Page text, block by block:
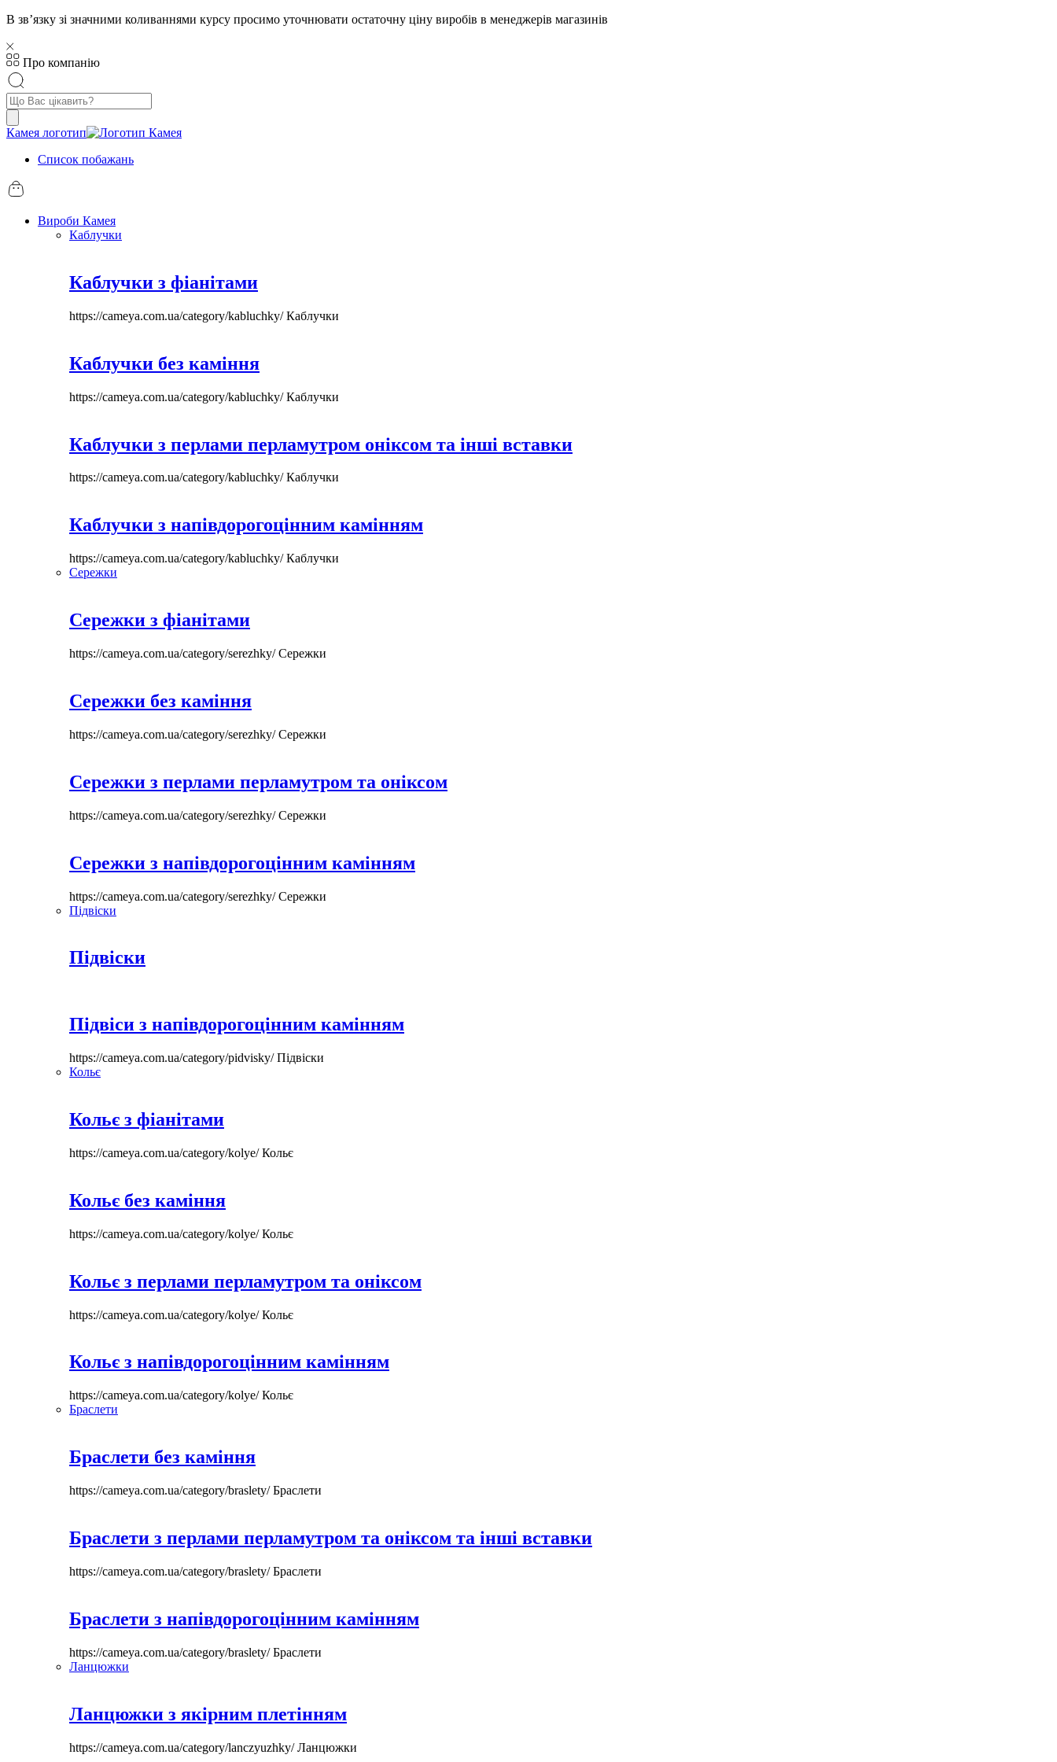
В звʼязку зі значними коливаннями курсу просимо уточнювати остаточну ціну виробів в менеджерів магазинів
Про компанію
Пошук
товарів
Камея логотип
Список побажань
Вироби Камея
Каблучки
Каблучки з фіанітами
https://cameya.com.ua/category/kabluchky/Каблучки
Каблучки без каміння
https://cameya.com.ua/category/kabluchky/Каблучки
Каблучки з перлами перламутром оніксом та інші вставки
https://cameya.com.ua/category/kabluchky/Каблучки
Каблучки з напівдорогоцінним камінням
https://cameya.com.ua/category/kabluchky/Каблучки
Сережки
Сережки з фіанітами
https://cameya.com.ua/category/serezhky/Сережки
Сережки без каміння
https://cameya.com.ua/category/serezhky/Сережки
Сережки з перлами перламутром та оніксом
https://cameya.com.ua/category/serezhky/Сережки
Сережки з напівдорогоцінним камінням
https://cameya.com.ua/category/serezhky/Сережки
Підвіски
Підвіски
Підвіси з напівдорогоцінним камінням
https://cameya.com.ua/category/pidvisky/Підвіски
Кольє
Кольє з фіанітами
https://cameya.com.ua/category/kolye/Кольє
Кольє без каміння
https://cameya.com.ua/category/kolye/Кольє
Кольє з перлами перламутром та оніксом
https://cameya.com.ua/category/kolye/Кольє
Кольє з напівдорогоцінним камінням
https://cameya.com.ua/category/kolye/Кольє
Браслети
Браслети без каміння
https://cameya.com.ua/category/braslety/Браслети
Браслети з перлами перламутром та оніксом та інші вставки
https://cameya.com.ua/category/braslety/Браслети
Браслети з напівдорогоцінним камінням
https://cameya.com.ua/category/braslety/Браслети
Ланцюжки
Ланцюжки з якірним плетінням
https://cameya.com.ua/category/lanczyuzhky/Ланцюжки